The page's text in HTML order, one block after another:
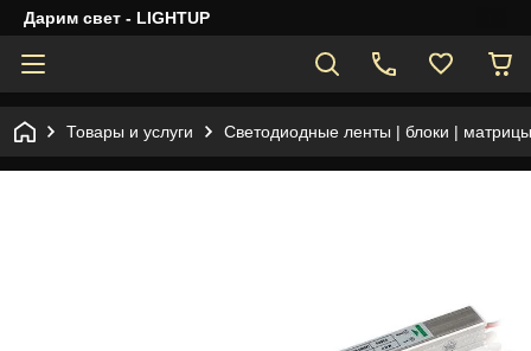
Дарим свет - LIGHTUP
Товары и услуги Светодиодные ленты | блоки |